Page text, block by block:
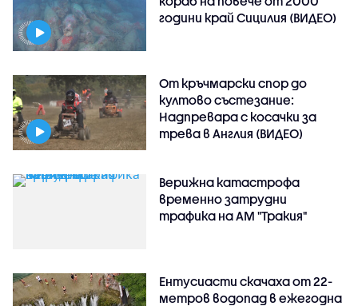
години край Сицилия (ВИДЕО)
От кръчмарски спор до
култово състезание:
Надпревара с косачки за
трева в Англия (ВИДЕО)
Верижна катастрофа
временно затрудни
трафика на АМ "Тракия"
Ентусиасти скачаха от 22-
метров водопад в ежегодна